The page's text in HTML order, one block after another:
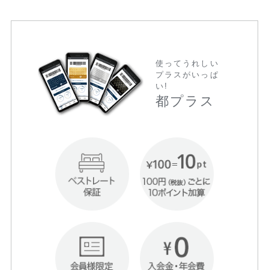
使ってうれしい
プラスがいっぱ
い!
都プラス